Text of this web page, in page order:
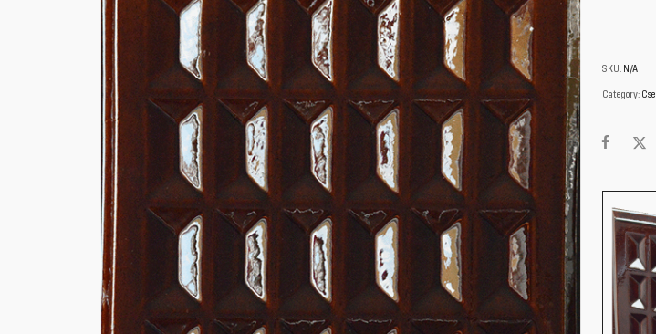
SKU: N/A
Category: